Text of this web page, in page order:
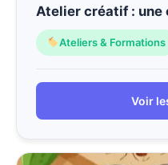
Atelier créatif : une
Ateliers & Formations
Voir